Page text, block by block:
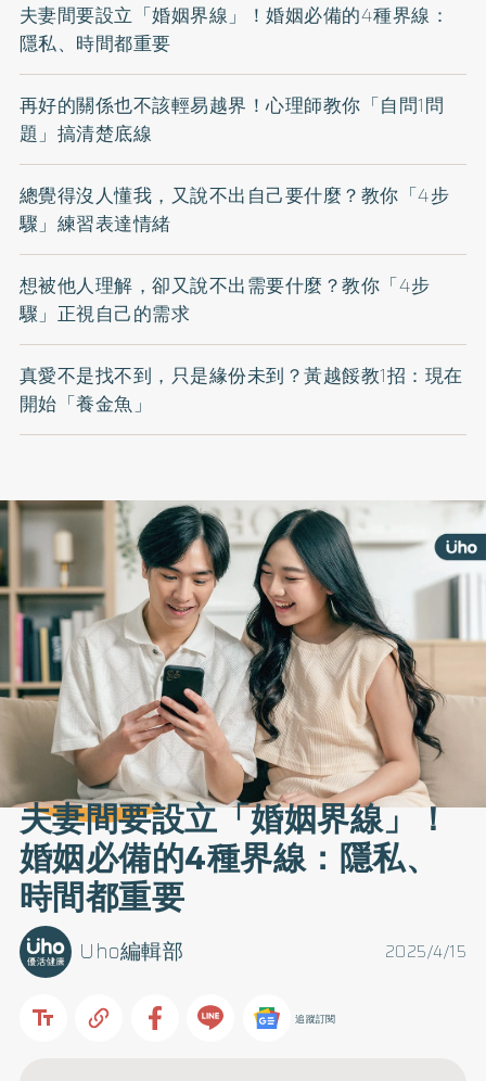
夫妻間要設立「婚姻界線」！婚姻必備的4種界線：
隱私、時間都重要
再好的關係也不該輕易越界！心理師教你「自問1問
題」搞清楚底線
總覺得沒人懂我，又說不出自己要什麼？教你「4步
驟」練習表達情緒
想被他人理解，卻又說不出需要什麼？教你「4步
驟」正視自己的需求
真愛不是找不到，只是緣份未到？黃越餒教1招：現在
開始「養金魚」
夫妻間要設立「婚姻界線」！
婚姻必備的4種界線：隱私、
時間都重要
2025/4/15
Uho編輯部
追蹤訂閱